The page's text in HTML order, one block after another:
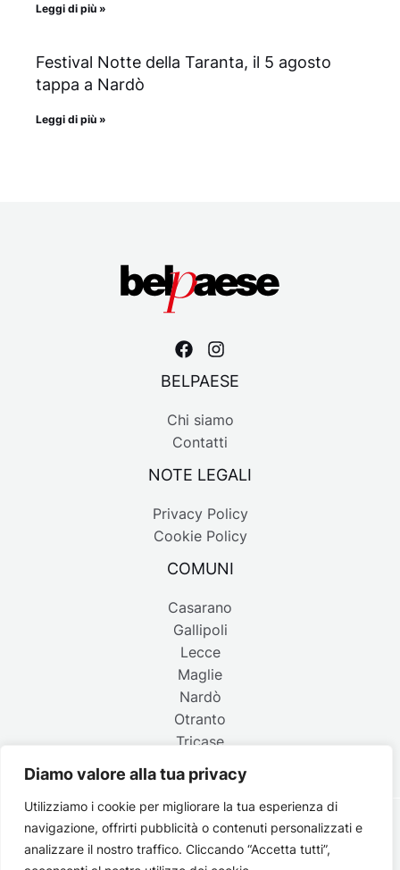
Diamo valore alla tua privacy
Utilizziamo i cookie per migliorare la tua esperienza di
navigazione, offrirti pubblicità o contenuti personalizzati e
analizzare il nostro traffico. Cliccando “Accetta tutti”,
Leggi di più »
Festival Notte della Taranta, il 5 agosto
tappa a Nardò
Leggi di più »
BELPAESE
Chi siamo
Contatti
NOTE LEGALI
Privacy Policy
Cookie Policy
COMUNI
Casarano
Gallipoli
Lecce
Maglie
Nardò
Otranto
Tricase
Copyright © 2026 Belpaese | Periodico d'informazione del
Salento - P.IVA 4637850753 - Testata registrata il 18 gennaio